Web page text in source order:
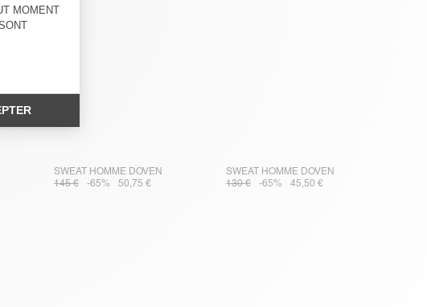
SWEAT HOMME DOVEN
145 €
-65% 50,75 €
SWEAT HOMME DOVEN
130 €
-65% 45,50 €